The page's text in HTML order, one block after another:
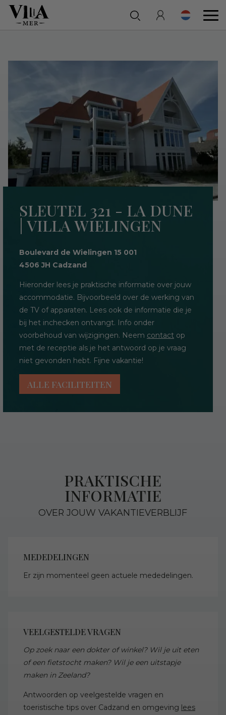
SLEUTEL 321 - LA DUNE
| VILLA WIELINGEN
Boulevard de Wielingen 15 001
4506 JH Cadzand
Hieronder lees je praktische informatie over jouw
accommodatie. Bijvoorbeeld over de werking van
de TV of apparaten. Lees ook de informatie die je
bij het inchecken ontvangt. Info onder
voorbehoud van wijzigingen. Neem contact op
met de receptie als je het antwoord op je vraag
niet gevonden hebt. Fijne vakantie!
ALLE FACILITEITEN
PRAKTISCHE
INFORMATIE
OVER JOUW VAKANTIEVERBLIJF
MEDEDELINGEN
Er zijn momenteel geen actuele mededelingen.
VEELGESTELDE VRAGEN
Op zoek naar een dokter of winkel? Wil je uit eten
of een fietstocht maken? Wil je een uitstapje
maken in Zeeland?
Antwoorden op veelgestelde vragen en
toeristische tips over Cadzand en omgeving lees